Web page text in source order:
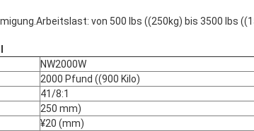
von 500 lbs ((250kg) bis 3500 lbs
NW2000W
2000 Pfund ((900 Kilo)
41/8:1
250 mm)
¥20 (mm)